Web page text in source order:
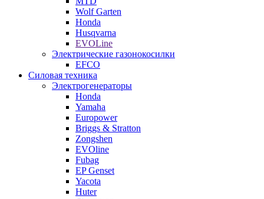
Wolf Garten
Honda
Husqvarna
EVOLine
Электрические газонокосилки
EFCO
Силовая техника
Электрогенераторы
Honda
Yamaha
Europower
Briggs & Stratton
Zongshen
EVOline
Fubag
EP Genset
Yacota
Huter